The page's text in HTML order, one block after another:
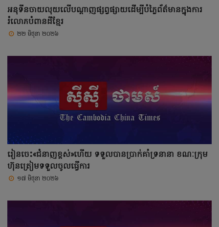
អនុទីនចាយលុយលើបណ្ដាញផ្សព្វផ្សាយដើម្បីបំភ្លៃព័ត៌មានក្នុងការ
រំលោភបំពានដីខ្មែរ
២២ មិថុនា ២០២៦
រៀនចេះ«ជំនាញខ្ពស់»ហើយ ទទួលបានប្រាក់គាំទ្រនានា ខណៈក្រុម
ហ៊ុនត្រៀមទទួលចូលធ្វើការ
១៧ មិថុនា ២០២៦